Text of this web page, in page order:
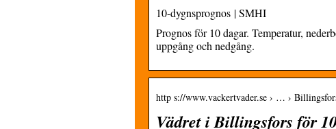
10-dygnsprognos | SMHI
Prognos för 10 dagar. Temperatur,
uppgång och nedgång.
http s://www.vackertvader.se › … ›
Vädret i Billingsfors för